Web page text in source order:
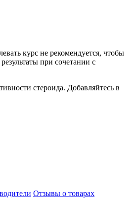
курс не рекомендуется, чтобы
при сочетании с
стероида. Добавляйтесь в
Отзывы о товарах